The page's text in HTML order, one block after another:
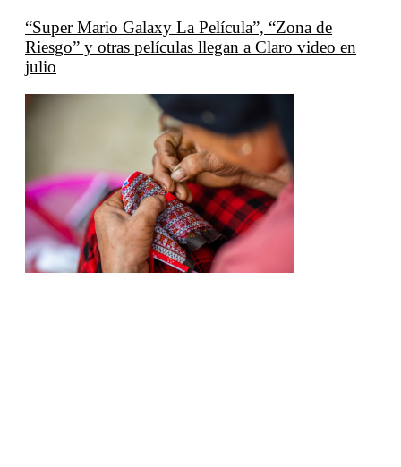
“Super Mario Galaxy La Película”, “Zona de
Riesgo” y otras películas llegan a Claro video en
julio